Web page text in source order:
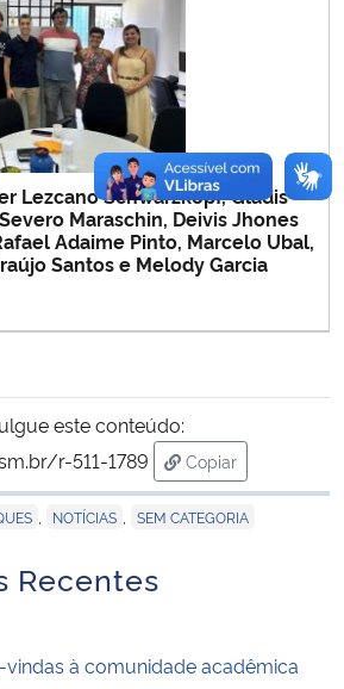
Lezcano Schwarzkopf, Gladis
Maraschin, Deivis Jhones
Adaime Pinto, Marcelo Ubal,
Santos e Melody Garcia
este conteúdo:
r-511-1789
Copiar
para área de
NOTÍCIAS SEM CATEGORIA
Recentes
vindas à comunidade acadêmica